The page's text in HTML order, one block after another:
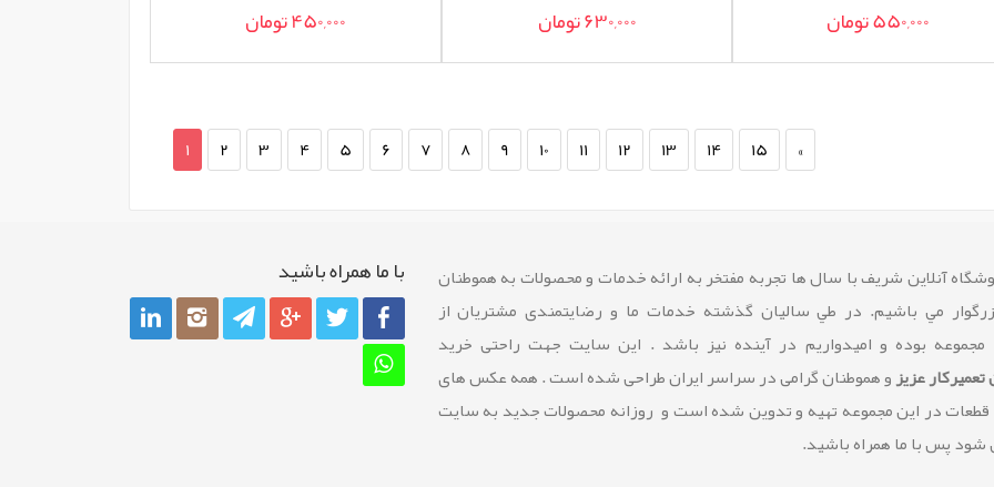
550,000 تومان 630,000 تومان 450,000 تومان
1 2 3 4 5 6 7 8 9 10 11 12 13 14 15 »
آنلاین شريف با سال ها تجربه مفتخر به ارائه خدمات و محصولات به هموطنان
مي باشيم. در طي ساليان گذشته خدمات ما و رضايتمندی مشتريان از
مجموعه بوده و امیدواریم در آینده نیز باشد . این سایت جهت راحتی خرید
عزیزو هموطنان گرامی در سراسر ایران طراحی شده است . همه عکس های
قطعات در این مجموعه تهیه و تدوین شده است و روزانه محصولات جدید به سایت
شود پس با ما همراه باشید.
با ما همراه باشيد